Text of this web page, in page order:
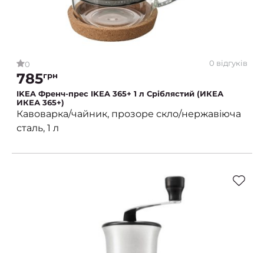
0 0 відгуків
785грн
IKEA Френч-прес IKEA 365+ 1 л Сріблястий (ИКЕА
ИКЕА 365+)
Кавоварка/чайник, прозоре скло/нержавіюча
сталь, 1 л